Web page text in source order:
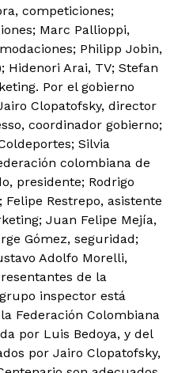
competiciones;
Marc Pallioppi,
Philipp Jobin,
Hidenori Arai, TV; Stefan
Por el gobierno
Clopatofsky, director
coordinador gobierno;
Silvia
colombiana de
presidente; Rodrigo
Restrepo, asistente
Juan Felipe Mejía,
Gómez, seguridad;
Adolfo Morelli,
de la
inspector está
Federación Colombiana
por Luis Bedoya, y del
por Jairo Clopatofsky,